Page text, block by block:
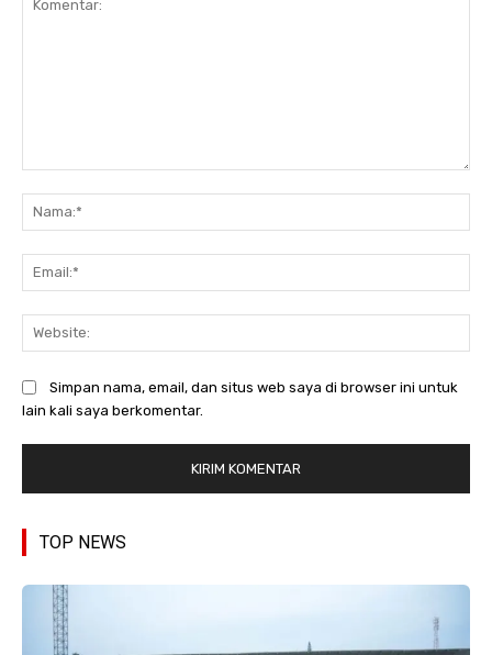
Simpan nama, email, dan situs web saya di browser ini untuk
lain kali saya berkomentar.
TOP NEWS